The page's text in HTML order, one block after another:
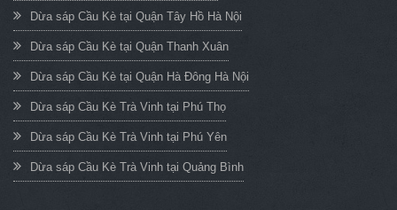
Dừa sáp Cầu Kè tại Quận Tây Hồ Hà Nội
Dừa sáp Cầu Kè tại Quận Thanh Xuân
Dừa sáp Cầu Kè tại Quận Hà Đông Hà Nội
Dừa sáp Cầu Kè Trà Vinh tại Phú Thọ
Dừa sáp Cầu Kè Trà Vinh tại Phú Yên
Dừa sáp Cầu Kè Trà Vinh tại Quảng Bình